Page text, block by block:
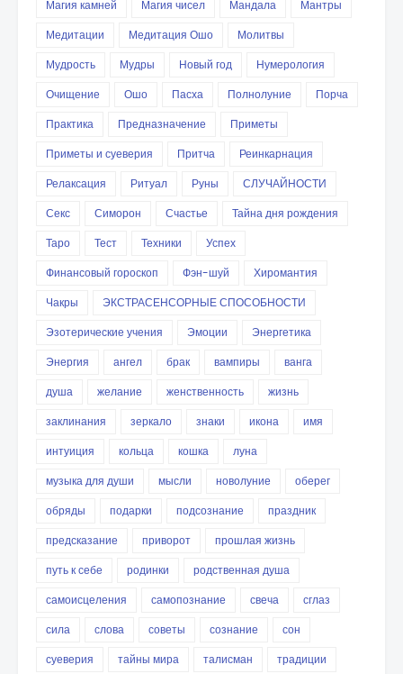
Магия камней
Магия чисел Мандала
Мантры
Медитации
Медитация Ошо
Молитвы
Мудрость
Мудры Новый год
Нумерология
Очищение
Ошо Пасха Полнолуние
Порча
Практика
Предназначение
Приметы
Приметы и суеверия
Притча
Реинкарнация
Релаксация
Ритуал Руны
СЛУЧАЙНОСТИ
Секс
Симорон Счастье
Тайна дня рождения
Таро
Тест Техники
Успех
Финансовый гороскоп
Фэн-шуй
Хиромантия
Чакры
ЭКСТРАСЕНСОРНЫЕ СПОСОБНОСТИ
Эзотерические учения
Эмоции
Энергетика
Энергия
ангел брак вампиры
ванга
душа
желание женственность
жизнь
заклинания
зеркало знаки икона
имя
интуиция
кольца кошка
луна
музыка для души
мысли новолуние
оберег
обряды
подарки подсознание
праздник
предсказание
приворот
прошлая жизнь
путь к себе
родинки
родственная душа
самоисцеления
самопознание свеча
сглаз
сила
слова советы сознание
сон
суеверия
тайны мира талисман
традиции